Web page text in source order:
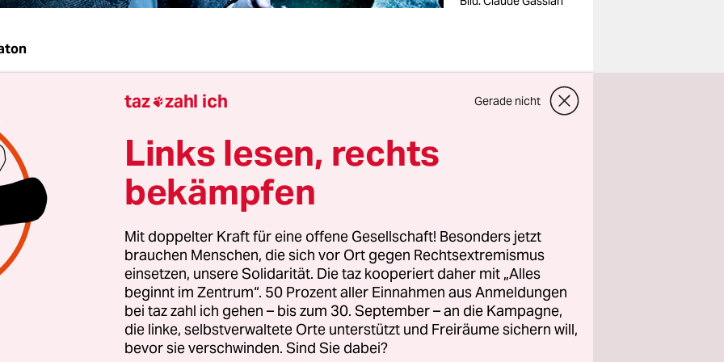
auf meiner Stirn etwa Benjamin Biolay?“, fragte der
Rapper Joey Starr in einem Film von 2008 ironisch. Und
verstanden sofort, was damit gemeint war: Biolay, der
legitimer Erbe gehandelt wurde, gilt als
elitärer und eitler Snob. Mit so jemand will niemand
gemacht werden.
hier immerhin um den Mentor der Nouvelle chanson
dank seiner Mischung aus erlesenem Pop,
Songtexten und einer Prise Elektro das französische
vor einer schäbigen Zukunft in Pariser Eckkneipen
taz zahl ich Gerade nicht
Links lesen, rechts
bekämpfen
Mit doppelter Kraft für eine offene Gesellschaft! Besonders jetzt
brauchen Menschen, die sich vor Ort gegen Rechtsextremismus
einsetzen, unsere Solidarität. Die taz kooperiert daher mit „Alles
beginnt im Zentrum“. 50 Prozent aller Einnahmen aus Anmeldungen
bei taz zahl ich gehen – bis zum 30. September – an die Kampagne,
die linke, selbstverwaltete Orte unterstützt und Freiräume sichern will,
bevor sie verschwinden. Sind Sie dabei?